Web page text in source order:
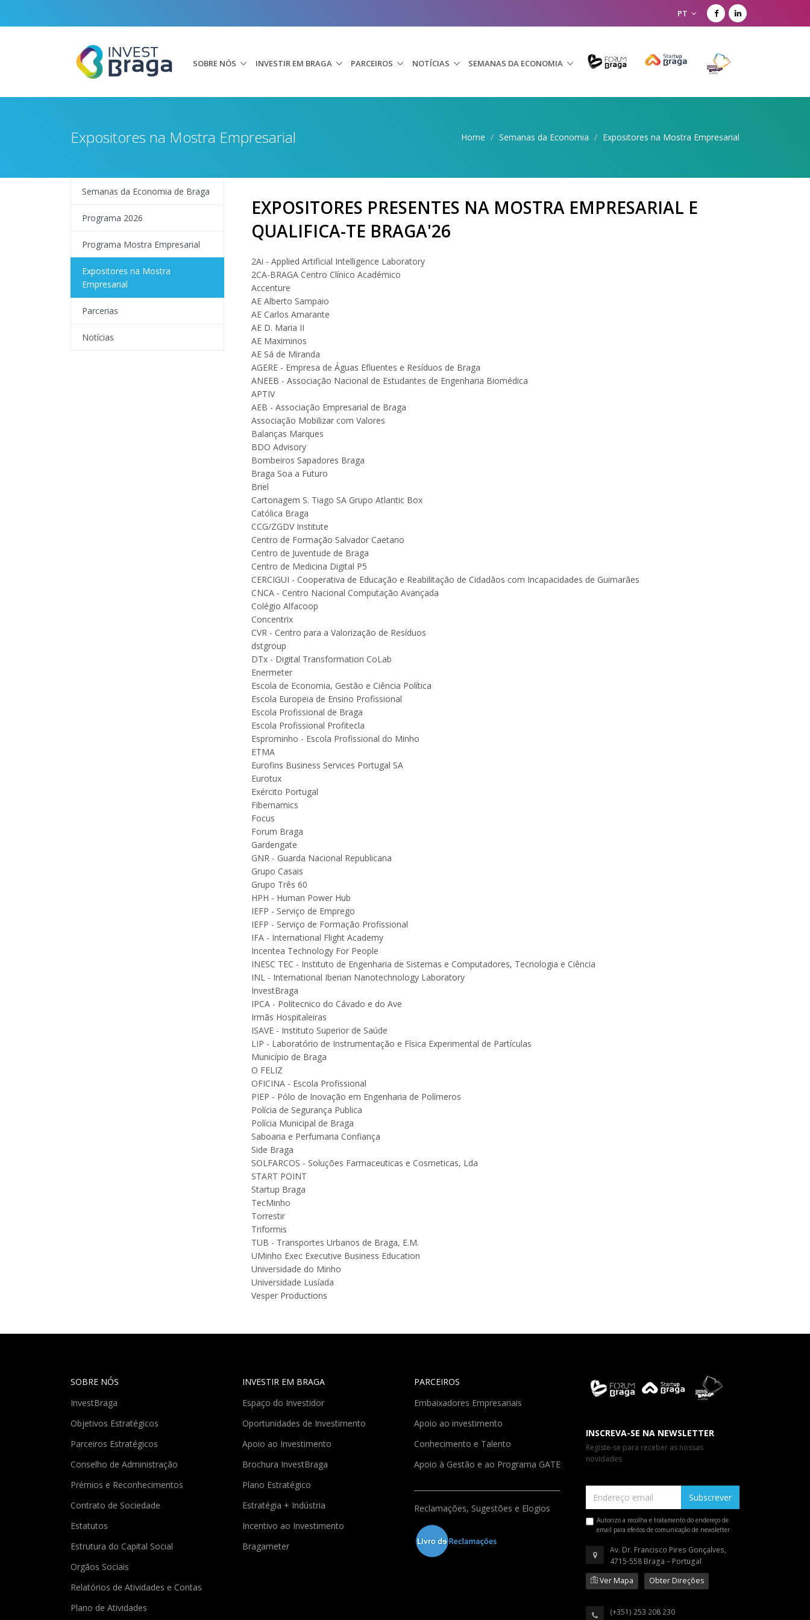
PT
SOBRE NÓS INVESTIR EM BRAGA PARCEIROS NOTÍCIAS SEMANAS DA ECONOMIA
Expositores na Mostra Empresarial Home / Semanas da Economia / Expositores na Mostra Empresarial
Semanas da Economia de Braga
Programa 2026
Programa Mostra Empresarial
Expositores na Mostra
Empresarial
Parcerias
Notícias
EXPOSITORES PRESENTES NA MOSTRA EMPRESARIAL E
QUALIFICA-TE BRAGA'26
2Ai - Applied Artificial Intelligence Laboratory
2CA-BRAGA Centro Clínico Académico
Accenture
AE Alberto Sampaio
AE Carlos Amarante
AE D. Maria II
AE Maximinos
AE Sá de Miranda
AGERE - Empresa de Águas Efluentes e Resíduos de Braga
ANEEB - Associação Nacional de Estudantes de Engenharia Biomédica
APTIV
AEB - Associação Empresarial de Braga
Associação Mobilizar com Valores
Balanças Marques
BDO Advisory
Bombeiros Sapadores Braga
Braga Soa a Futuro
Briel
Cartonagem S. Tiago SA Grupo Atlantic Box
Católica Braga
CCG/ZGDV Institute
Centro de Formação Salvador Caetano
Centro de Juventude de Braga
Centro de Medicina Digital P5
CERCIGUI - Cooperativa de Educação e Reabilitação de Cidadãos com Incapacidades de Guimarães
CNCA - Centro Nacional Computação Avançada
Colégio Alfacoop
Concentrix
CVR - Centro para a Valorização de Resíduos
dstgroup
DTx - Digital Transformation CoLab
Enermeter
Escola de Economia, Gestão e Ciência Política
Escola Europeia de Ensino Profissional
Escola Profissional de Braga
Escola Profissional Profitecla
Esprominho - Escola Profissional do Minho
ETMA
Eurofins Business Services Portugal SA
Eurotux
Exército Portugal
Fibernamics
Focus
Forum Braga
Gardengate
GNR - Guarda Nacional Republicana
Grupo Casais
Grupo Três 60
HPH - Human Power Hub
IEFP - Serviço de Emprego
IEFP - Serviço de Formação Profissional
IFA - International Flight Academy
Incentea Technology For People
INESC TEC - Instituto de Engenharia de Sistemas e Computadores, Tecnologia e Ciência
INL - International Iberian Nanotechnology Laboratory
InvestBraga
IPCA - Politecnico do Cávado e do Ave
Irmãs Hospitaleiras
ISAVE - Instituto Superior de Saúde
LIP - Laboratório de Instrumentação e Física Experimental de Partículas
Município de Braga
O FELIZ
OFICINA - Escola Profissional
PIEP - Pólo de Inovação em Engenharia de Polímeros
Polícia de Segurança Publica
Polícia Municipal de Braga
Saboaria e Perfumaria Confiança
Side Braga
SOLFARCOS - Soluções Farmaceuticas e Cosmeticas, Lda
START POINT
Startup Braga
TecMinho
Torrestir
Triformis
TUB - Transportes Urbanos de Braga, E.M.
UMinho Exec Executive Business Education
Universidade do Minho
Universidade Lusíada
Vesper Productions
SOBRE NÓS
InvestBraga
Objetivos Estratégicos
Parceiros Estratégicos
Conselho de Administração
Prémios e Reconhecimentos
Contrato de Sociedade
Estatutos
Estrutura do Capital Social
Orgãos Sociais
Relatórios de Atividades e Contas
Plano de Atividades
INVESTIR EM BRAGA
Espaço do Investidor
Oportunidades de Investimento
Apoio ao Investimento
Brochura InvestBraga
Plano Estratégico
Estratégia + Indústria
Incentivo ao Investimento
Bragameter
PARCEIROS
Embaixadores Empresariais
Apoio ao investimento
Conhecimento e Talento
Apoio à Gestão e ao Programa GATE
Reclamações, Sugestões e Elogios
INSCREVA-SE NA NEWSLETTER
Registe-se para receber as nossas
novidades
Subscrever
Autorizo a recolha e tratamento do endereço de
email para efeitos de comunicação de newsletter
Av. Dr. Francisco Pires Gonçalves,
4715-558 Braga – Portugal
Ver Mapa
Obter Direções
(+351) 253 208 230